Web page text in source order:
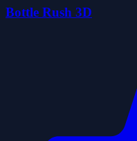
Bottle Rush 3D